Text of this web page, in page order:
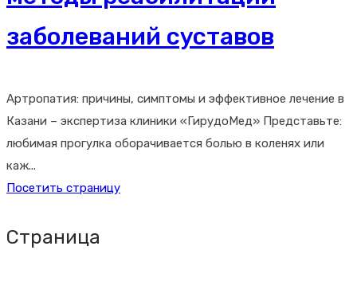
заболеваний суставов
Артропатия: причины, симптомы и эффективное лечение в
Казани – экспертиза клиники «ГирудоМед» Представьте:
любимая прогулка оборачивается болью в коленях или
каж...
Посетить страницу
Страница